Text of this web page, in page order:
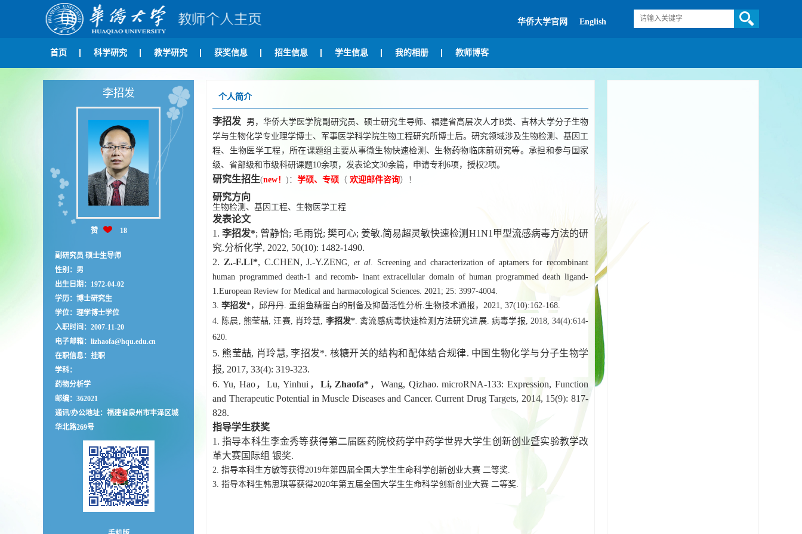
华侨大学官网 English
首页 科学研究 教学研究 获奖信息 招生信息 学生信息 我的相册 教师博客
李招发
赞 18
副研究员 硕士生导师
性别：男
出生日期：1972-04-02
学历：博士研究生
学位：理学博士学位
入职时间：2007-11-20
电子邮箱： lizhaofa@hqu.edu.cn
在职信息：挂职
学科：
药物分析学
邮编： 362021
通讯/办公地址： 福建省泉州市丰泽区城
华北路269号
个人简介
李招发
男，华侨大学医学院副研究员、硕士研究生导师、福建省高层次人才B类、吉林大学分子生物
学与生物化学专业理学博士、军事医学科学院生物工程研究所博士后。研究领域涉及生物检测、基因工
程、生物医学工程，所在课题组主要从事微生物快速检测、生物药物临床前研究等。承担和参与国家
级、省部级和市级科研课题10余项，发表论文30余篇，申请专利6项，授权2项。
研究生招生(new！ )： 学硕、专硕 （ 欢迎邮件咨询）！
研究方向
生物检测、基因工程、生物医学工程
发表论文
1.李招发*; 曾静怡; 毛雨锐; 樊可心; 姜敏.简易超灵敏快速检测H1N1甲型流感病毒方法的研
究.分析化学, 2022, 50(10): 1482-1490.
2. Z.-F.LI*, C.CHEN, J.-Y.ZENG, et al. Screening and characterization of aptamers for recombinant
human programmed death-1 and recomb- inant extracellular domain of human programmed death ligand-
1.European Review for Medical and harmacological Sciences. 2021; 25: 3997-4004.
3. 李招发*，邱丹丹. 重组鱼精蛋白的制备及抑菌活性分析.生物技术通报，2021, 37(10):162-168.
4. 陈晨, 熊莹喆,汪赛, 肖玲慧, 李招发*.禽流感病毒快速检测方法研究进展. 病毒学报, 2018, 34(4):614-
620.
5. 熊莹喆, 肖玲慧, 李招发*. 核糖开关的结构和配体结合规律. 中国生物化学与分子生物学
报, 2017, 33(4): 319-323.
6. Yu, Hao，Lu, Yinhui， Li, Zhaofa* ，Wang, Qizhao. microRNA-133: Expression, Function
and Therapeutic Potential in Muscle Diseases and Cancer. Current Drug Targets, 2014, 15(9): 817-
828.
指导学生获奖
1. 指导本科生李金秀等获得第二届医药院校药学中药学世界大学生创新创业暨实验教学改
革大赛国际组 银奖.
2. 指导本科生方敏等获得2019年第四届全国大学生生命科学创新创业大赛 二等奖.
3. 指导本科生韩思琪等获得2020年第五届全国大学生生命科学创新创业大赛 二等奖.